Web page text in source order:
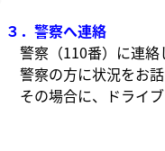
３．警察へ連絡
警察（110番）に連絡
警察の方に状況をお
その場合に、ドライ